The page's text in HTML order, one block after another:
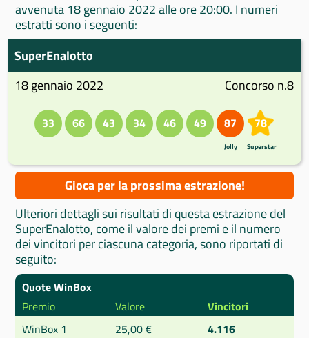
avvenuta 18 gennaio 2022 alle ore 20:00. I numeri
estratti sono i seguenti:
SuperEnalotto
18 gennaio 2022
Concorso n.8
33 66 43 34 46 49 87
Jolly
78
Superstar
Gioca per la prossima estrazione!
Ulteriori dettagli sui risultati di questa estrazione del
SuperEnalotto, come il valore dei premi e il numero
dei vincitori per ciascuna categoria, sono riportati di
seguito:
Quote WinBox
Premio
Valore
Vincitori
WinBox 1
25,00 €
4.116